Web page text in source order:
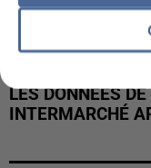
LES DONNÉES
INTERMARCHÉ